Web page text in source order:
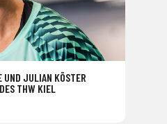
UND JULIAN KÖSTER
THW KIEL